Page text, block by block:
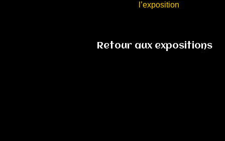
l’exposition
Retour aux expositions